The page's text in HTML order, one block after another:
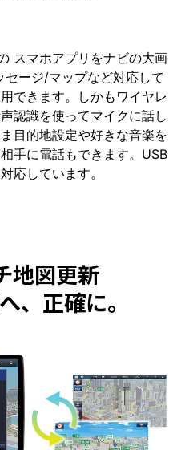
スマホアプリをナビの大画
ージ/マップなど対応して
できます。しかもワイヤレ
認識を使ってマイクに話し
目的地設定や好きな音楽を
手に電話もできます。USB
応しています。
地図更新
、正確に。